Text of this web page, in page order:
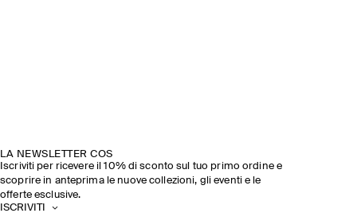
LA NEWSLETTER COS
Iscriviti per ricevere il 10% di sconto sul tuo primo ordine e
scoprire in anteprima le nuove collezioni, gli eventi e le
offerte esclusive.
ISCRIVITI